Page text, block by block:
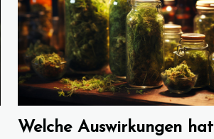
Welche Auswirkungen hat